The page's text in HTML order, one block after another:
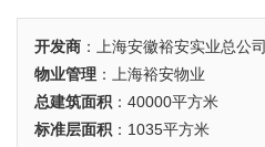
开发商 ：上海安徽裕安实业总公司
物业管理 ：上海裕安物业
总建筑面积 ：40000平方米
标准层面积 ：1035平方米